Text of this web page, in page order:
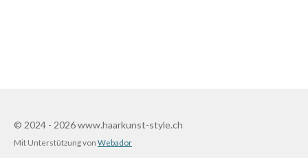
© 2024 - 2026 www.haarkunst-style.ch
Mit Unterstützung von Webador